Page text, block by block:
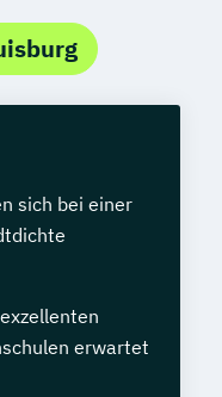
sich bei einer
erwartet